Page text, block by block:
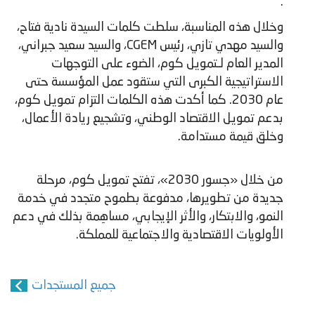
​وخلال هذه المناسبة، سلطت كلمات السيدة نادية فتاح،
والسيد مهدي تازي، رئيس CGEM، والسيد سعيد جبراني،
المدير العام لـتمويل كوم، الضوء على التوجهات
الاستراتيجية الكبرى التي ستقود عمل المؤسسة حتى
عام 2030. كما أكدت هذه الكلمات التزام تمويل كوم،
بدعم تمويل الاقتصاد الوطني، وتشجيع ريادة الأعمال،
وخلق قيمة مستدامة.
من خلال «جسور 2030»، تفتح تمويل كوم، مرحلة
جديدة من تطويرها، مدفوعة بطموح متجدد في خدمة
النمو، والابتكار، والأثر الإيجابي، مساهِمة بذلك في دعم
الأولويات الاقتصادية والاجتماعية للمملكة.
جميع المستجدات